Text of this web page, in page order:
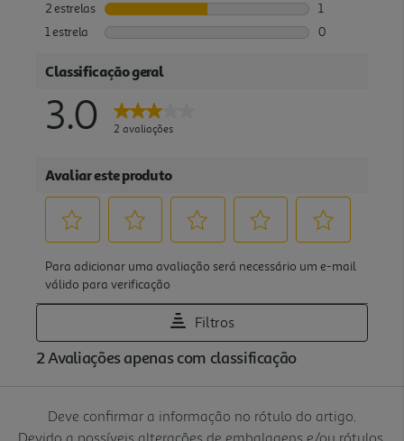
Deve confirmar a informação no rótulo do artigo.
Devido a possíveis alterações de embalagens e/ou rótulos,